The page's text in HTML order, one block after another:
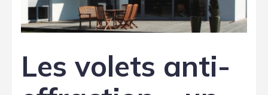
Les volets anti-